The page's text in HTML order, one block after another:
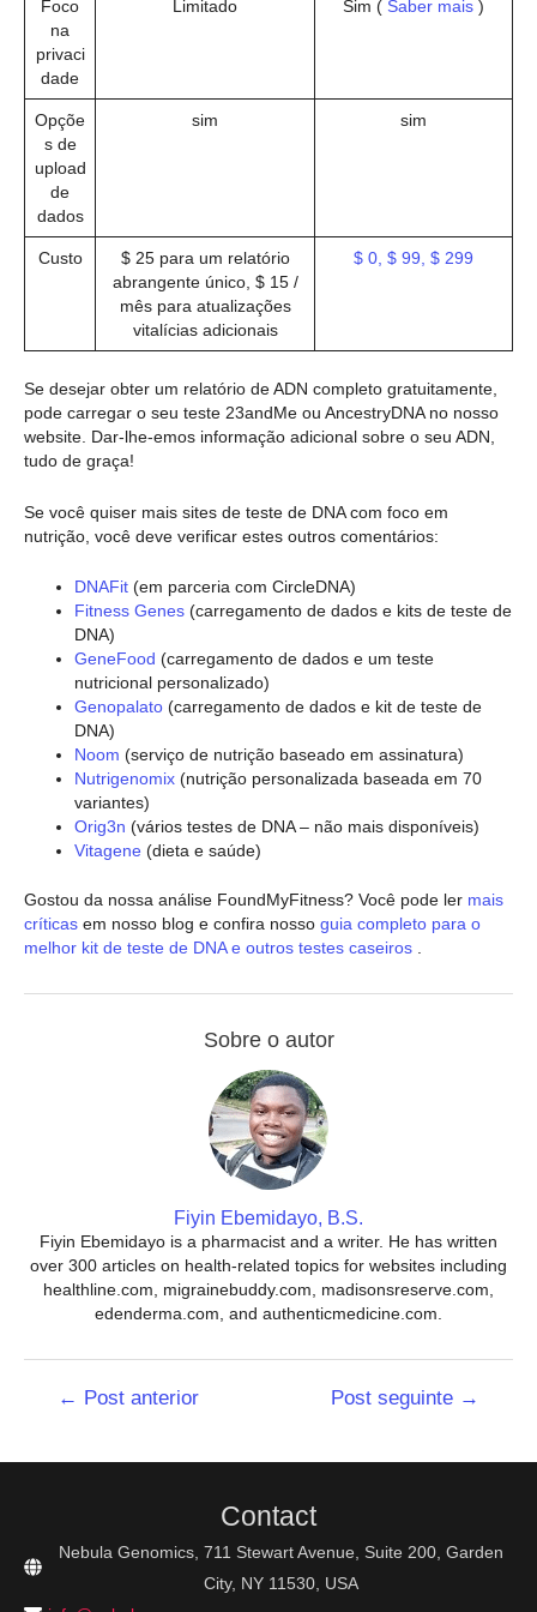
Foco
na
privaci
dade
Limitado Sim ( Saber mais )
Opçõe
s de
upload
de
dados
sim sim
Custo
$ 25 para um relatório
abrangente único, $ 15 /
mês para atualizações
vitalícias adicionais
$ 0, $ 99, $ 299
Se desejar obter um relatório de ADN completo gratuitamente,
pode carregar o seu teste 23andMe ou AncestryDNA no nosso
website. Dar-lhe-emos informação adicional sobre o seu ADN,
tudo de graça!
Se você quiser mais sites de teste de DNA com foco em
nutrição, você deve verificar estes outros comentários:
DNAFit (em parceria com CircleDNA)
Fitness Genes (carregamento de dados e kits de teste de
DNA)
GeneFood (carregamento de dados e um teste
nutricional personalizado)
Genopalato (carregamento de dados e kit de teste de
DNA)
Noom (serviço de nutrição baseado em assinatura)
Nutrigenomix (nutrição personalizada baseada em 70
variantes)
Orig3n (vários testes de DNA – não mais disponíveis)
Vitagene (dieta e saúde)
Gostou da nossa análise FoundMyFitness? Você pode ler mais
críticas em nosso blog e confira nosso guia completo para o
melhor kit de teste de DNA e outros testes caseiros
Sobre o autor
Fiyin Ebemidayo, B.S.
Fiyin Ebemidayo is a pharmacist and a writer. He has written
over 300 articles on health-related topics for websites including
healthline.com, migrainebuddy.com, madisonsreserve.com,
edenderma.com, and authenticmedicine.com.
Navegação
← Post anterior Post seguinte →
Contact
Nebula Genomics, 711 Stewart Avenue, Suite 200, Garden
City, NY 11530, USA